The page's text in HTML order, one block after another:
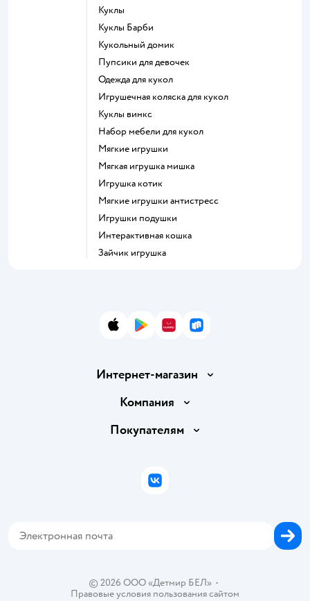
Куклы
Куклы Барби
Кукольный домик
Пупсики для девочек
Одежда для кукол
Игрушечная коляска для кукол
Куклы винкс
Набор мебели для кукол
Мягкие игрушки
Мягкая игрушка мишка
Игрушка котик
Мягкие игрушки антистресс
Игрушки подушки
Интерактивная кошка
Зайчик игрушка
App StoreGoogle Play
AppGallery
RuStore
Интернет-магазин
Доставка и оплата
Правила продажи
Политика использования файлов cookie
Компания
Вакансии
Покупателям
Бонусные карты
© 2026 ООО «Детмир БЕЛ»•
Правовые условия пользования сайтом
ВКонтакте